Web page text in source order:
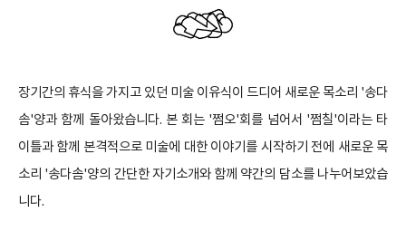
장기간의 휴식을 가지고 있던 미술 이유식이 드디어 새로운 목소리 '송다
솜'양과 함께 돌아왔습니다. 본 회는 '쩜오'회를 넘어서 '쩜칠'이라는 타
이틀과 함께 본격적으로 미술에 대한 이야기를 시작하기 전에 새로운 목
소리 '송다솜'양의 간단한 자기소개와 함께 약간의 담소를 나누어보았습
니다.